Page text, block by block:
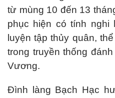
từ mùng 10 đến 13
phục hiện có tính nghi
luyện tập thủy quân,
trong truyền thống
Vương.
Đình làng Bạch Hạc